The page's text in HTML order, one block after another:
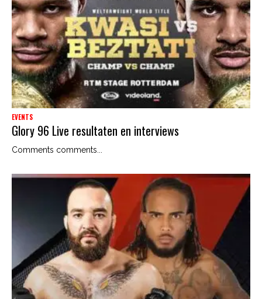
EVENTS
Glory 96 Live resultaten en interviews
Comments comments...